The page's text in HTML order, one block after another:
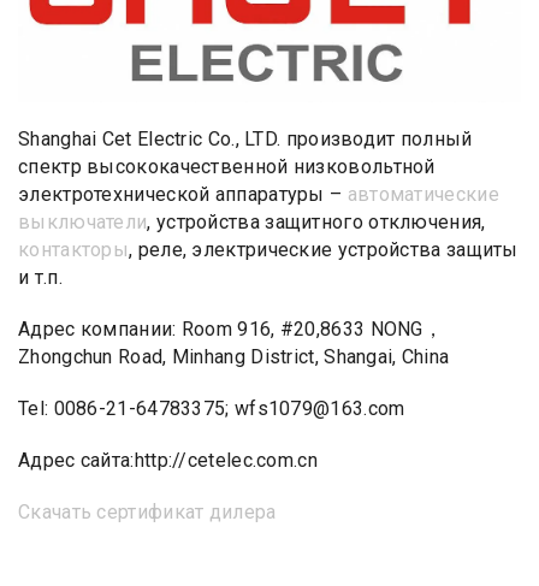
Shanghai Cet Electric Co., LTD. производит полный
спектр высококачественной низковольтной
электротехнической аппаратуры – автоматические
выключатели, устройства защитного отключения,
контакторы, реле, электрические устройства защиты
и т.п.
Адрес компании: Room 916, #20,8633 NONG，
Zhongchun Road, Minhang District, Shangai, China
Tel: 0086-21-64783375; wfs1079@163.com
Адрес сайта:http://cetelec.com.cn
Скачать сертификат дилера